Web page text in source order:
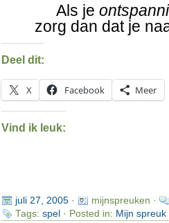
Als je
zorg dan dat je
Deel dit:
X Facebook Meer
Vind ik leuk:
juli 27, 2005·
mijnspreuken ·
Tags: spel · Posted in: Mijn